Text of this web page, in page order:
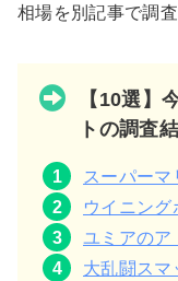
相場を別記事で調査
【10選】今
トの調査
スーパーマ
ウイニン
ユミアのア
大乱闘スマ